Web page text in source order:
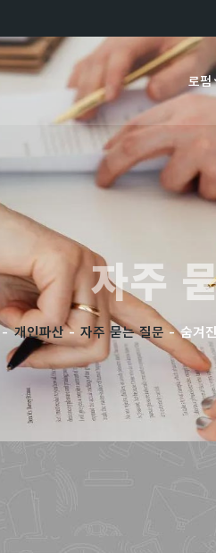
로펌
자주
-개인파산- 자주 묻는 질문- 숨겨